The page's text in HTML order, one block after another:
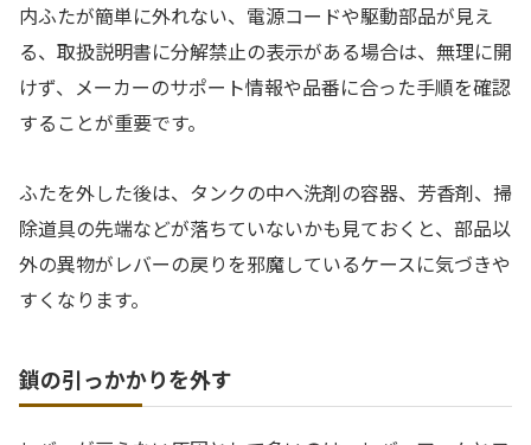
内ふたが簡単に外れない、電源コードや駆動部品が見え
る、取扱説明書に分解禁止の表示がある場合は、無理に開
けず、メーカーのサポート情報や品番に合った手順を確認
することが重要です。
ふたを外した後は、タンクの中へ洗剤の容器、芳香剤、掃
除道具の先端などが落ちていないかも見ておくと、部品以
外の異物がレバーの戻りを邪魔しているケースに気づきや
すくなります。
鎖の引っかかりを外す